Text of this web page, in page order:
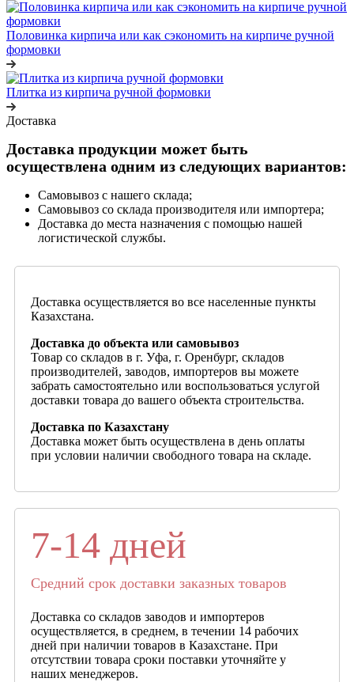
Половинка кирпича или как сэкономить на кирпиче ручной
формовки
Плитка из кирпича ручной формовки
Доставка
Доставка продукции может быть
осуществлена одним из следующих вариантов:
Самовывоз с нашего склада;
Самовывоз со склада производителя или импортера;
Доставка до места назначения с помощью нашей
логистической службы.
Доставка осуществляется во все населенные пункты
Казахстана.
Доставка до объекта или самовывоз
Товар со складов в г. Уфа, г. Оренбург, складов
производителей, заводов, импортеров вы можете
забрать самостоятельно или воспользоваться услугой
доставки товара до вашего объекта строительства.
Доставка по Казахстану
Доставка может быть осуществлена в день оплаты
при условии наличии свободного товара на складе.
7-14 дней
Средний срок доставки заказных товаров
Доставка со складов заводов и импортеров
осуществляется, в среднем, в течении 14 рабочих
дней при наличии товаров в Казахстане. При
отсутствии товара сроки поставки уточняйте у
наших менеджеров.